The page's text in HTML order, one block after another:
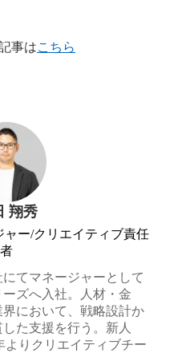
事はこちら
翔秀
ー/クリエイティブ責任
者
てマネージャーとして
ズへ入社。人材・金
において、戦略設計か
た支援を行う。新人
よりクリエイティブチー